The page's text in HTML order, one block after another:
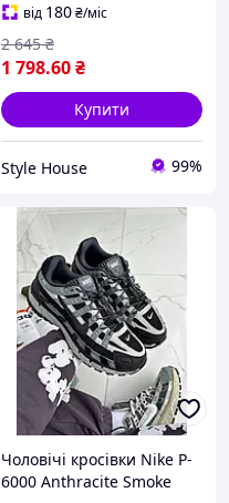
від 180₴/міс
1 798.60₴
2 645 ₴
Купити
Style House 99%
Чоловічі кросівки Nike P-
6000 Anthracite Smoke